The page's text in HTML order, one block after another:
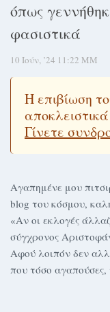
Διαφήμιση
Γίνετε συνδρομητής
Μόνο για
Log in
όπως
φασιστικά
10 Ιούν, ’24 11:22 ΜΜ
Η επιβίωση
Γίνετε
Αγαπημένε μου
blog του κόσμου,
«Αν οι εκλογές
σύγχρονος
Αφού λοιπόν δεν
που τόσο αγαπούσες,